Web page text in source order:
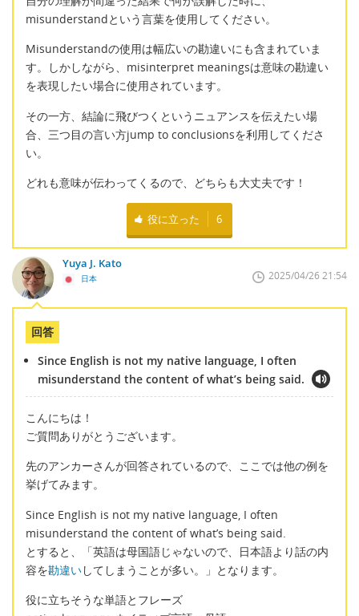
misunderstandという言葉を使用してください。
Misunderstandの使用は幅広いの勘違いにも含まれていま
す。しかしながら、misinterpret meaningsは意味の勘違い
を表現したい場合に使用されています。
その一方、結論に飛びつくというニュアンスを伝えたい場
合、三つ目の言い方jump to conclusionsを利用してくださ
い。
どれも意味が伝わってくるので、どちらも大丈夫です！
役に立った 6
Yuya J. Kato
日本 2025/04/26 21:54
回答
Since English is not my native language, I often
misunderstand the content of what’s being said.
こんにちは！
ご質問ありがとうございます。
先のアンカーさんが回答されているので、ここでは他の例を
挙げてみます。
Since English is not my native language, I often
misunderstand the content of what’s being said.
とすると、「英語は母国語じゃないので、日本語より話の内
容を勘違いしてしまうことが多い。」となります。
役に立ちそうな単語とフレーズ